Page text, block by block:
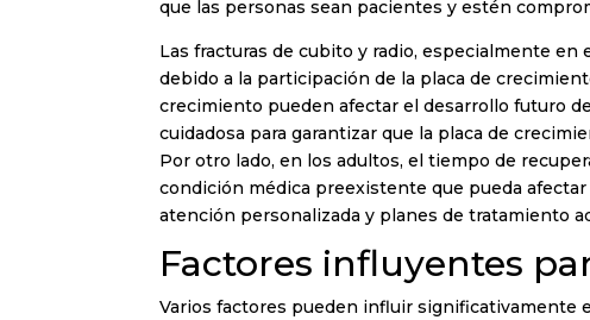
que las personas sean pacientes y estén
Las fracturas de cubito y radio, especialmente
debido a la participación de la placa de
crecimiento pueden afectar el desarrollo futuro
cuidadosa para garantizar que la placa de
Por otro lado, en los adultos, el tiempo de
condición médica preexistente que pueda
atención personalizada y planes de tratamiento
Factores influyentes
Varios factores pueden influir significativamente